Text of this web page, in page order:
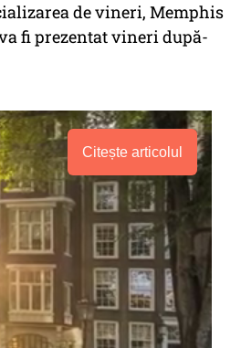
de vineri, Memphis
fi prezentat vineri după-
Citește articolul